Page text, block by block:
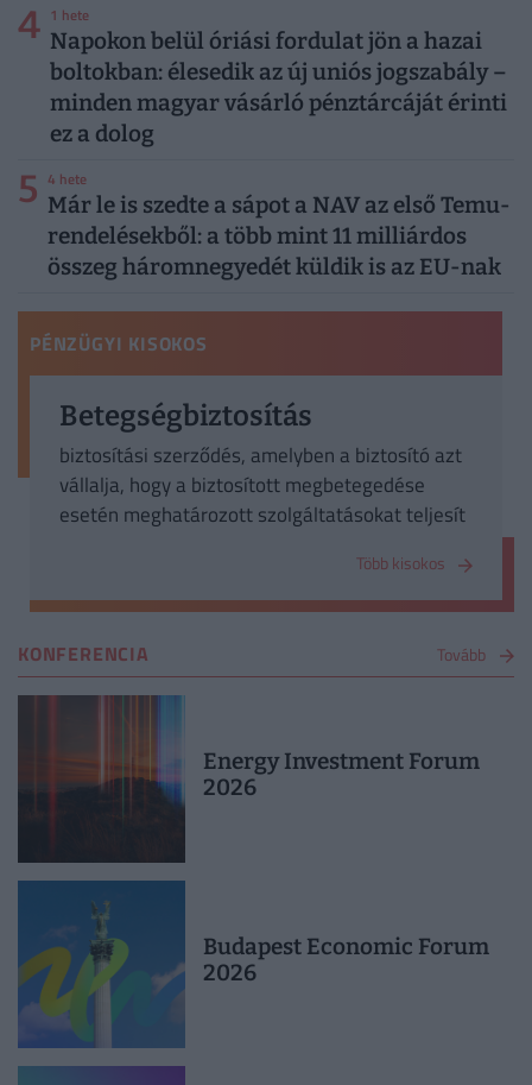
4 1 hete
Napokon belül óriási fordulat jön a hazai
boltokban: élesedik az új uniós jogszabály –
minden magyar vásárló pénztárcáját érinti
ez a dolog
5 4 hete
Már le is szedte a sápot a NAV az első Temu-
rendelésekből: a több mint 11 milliárdos
összeg háromnegyedét küldik is az EU-nak
PÉNZÜGYI KISOKOS
Betegségbiztosítás
biztosítási szerződés, amelyben a biztosító azt
vállalja, hogy a biztosított megbetegedése
esetén meghatározott szolgáltatásokat teljesít
Több kisokos
KONFERENCIA Tovább
Energy Investment Forum
2026
Budapest Economic Forum
2026